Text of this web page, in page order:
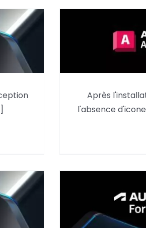
AutoCAD
éléments
Après
l'absence